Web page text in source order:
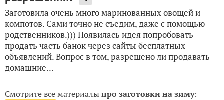
Заготовила очень много маринованных овощей и
компотов. Сами точно не съедим, даже с помощью
родственников.))) Появилась идея попробовать
продать часть банок через сайты бесплатных
объявлений. Вопрос в том, разрешено ли продавать
домашние...
Смотрите все материалыпро заготовки на зиму: